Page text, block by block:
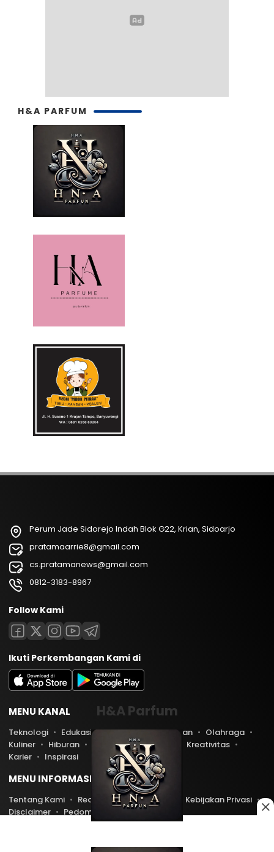
H&A PARFUM
Perum Jade Sidorejo Indah Blok G22, Krian, Sidoarjo
pratamaarrie8@gmail.com
cs.pratamanews@gmail.com
0812-3183-8967
Follow Kami
Ikuti Perkembangan Kami di
MENU KANAL
Teknologi Edukasi Lifestyle Keuangan
Olahraga
Kuliner
Hiburan Travel Kesehatan
Kreativitas
Karier
Inspirasi
MENU INFORMASI
Tentang Kami Redaksi Kontak Kami
Kebijakan Privasi
Disclaimer
Pedoman Media Siber
H&A Parfum